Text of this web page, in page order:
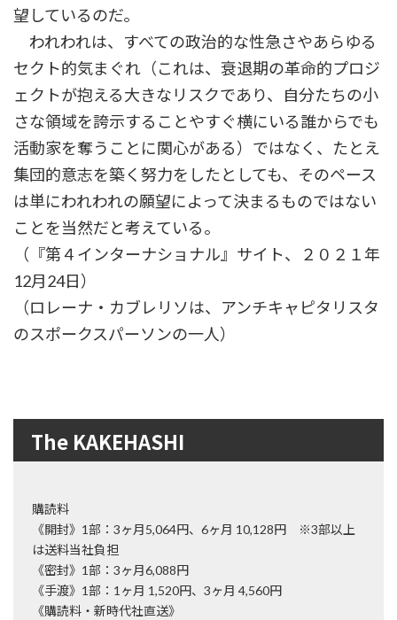
望しているのだ。
われわれは、すべての政治的な性急さやあらゆる
セクト的気まぐれ（これは、衰退期の革命的プロジ
ェクトが抱える大きなリスクであり、自分たちの小
さな領域を誇示することやすぐ横にいる誰からでも
活動家を奪うことに関心がある）ではなく、たとえ
集団的意志を築く努力をしたとしても、そのペース
は単にわれわれの願望によって決まるものではない
ことを当然だと考えている。
（『第４インターナショナル』サイト、２０２１年
12月24日）
（ロレーナ・カブレリソは、アンチキャピタリスタ
のスポークスパーソンの一人）
The KAKEHASHI
購読料
《開封》1部：3ヶ月5,064円、6ヶ月 10,128円 ※3部以上
は送料当社負担
《密封》1部：3ヶ月6,088円
《手渡》1部：1ヶ月 1,520円、3ヶ月 4,560円
《購読料・新時代社直送》